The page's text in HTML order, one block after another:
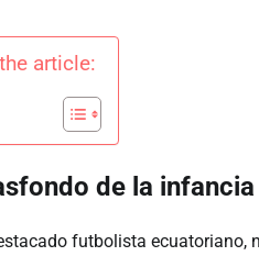
article:
de la
futbolista ecuatoriano,